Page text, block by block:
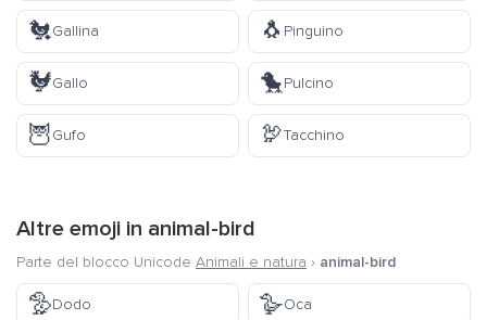
🐔Gallina 🐧 Pinguino
🐓Gallo 🐤Pulcino
🦉Gufo 🦃Tacchino
Altre emoji in animal-bird
Parte del blocco Unicode Animali e natura › animal-bird
🦤Dodo 🪿Oca